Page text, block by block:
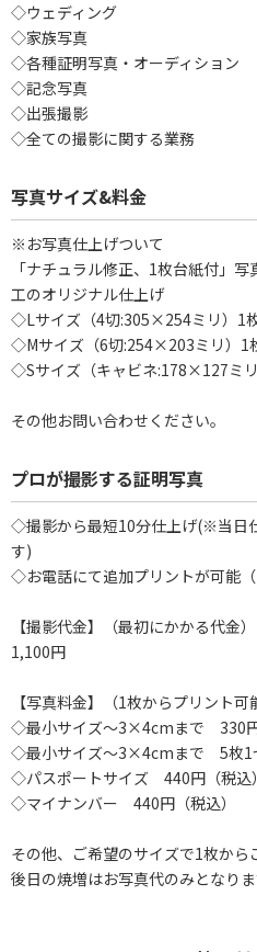
◇ウェディング
◇家族写真
◇各種証明写真・オーディション
◇記念写真
◇出張撮影
◇全ての撮影に関する業務
写真サイズ&料金
※お写真仕上げついて
「ナチュラル修正、1枚台紙付」
工のオリジナル仕上げ
◇Lサイズ（4切:305×254ミリ）1枚
◇Mサイズ（6切:254×203ミリ）1
◇Sサイズ（キャビネ:178×127ミリ
その他お問い合わせください。
プロが撮影する証明写真
◇撮影から最短10分仕上げ(※当日
す)
◇お電話にて追加プリントが可能
【撮影代金】（最初にかかる代金）
1,100円
【写真料金】（1枚からプリント可
◇最小サイズ～3×4cmまで 330円/
◇最小サイズ～3×4cmまで 5枚1
◇パスポートサイズ 440円（税込）
◇マイナンバー 440円（税込）
その他、ご希望のサイズで1枚から
後日の焼増はお写真代のみとなりま